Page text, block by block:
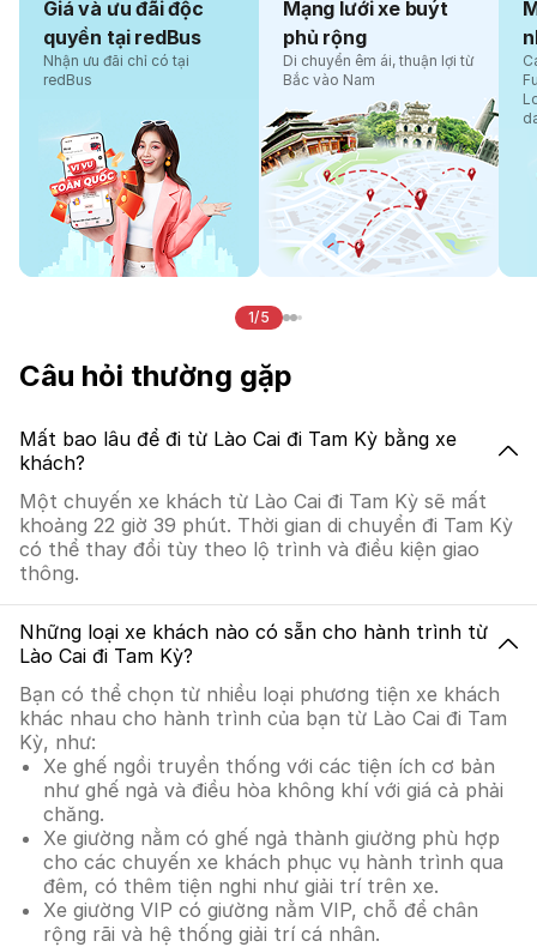
Giá và ưu đãi độc
quyền tại redBus
Nhận ưu đãi chỉ có tại
redBus
Mạng lưới xe buýt
phủ rộng
Di chuyển êm ái, thuận lợi từ
Bắc vào Nam
1/5
Câu hỏi thường gặp
Mất bao lâu để đi từ Lào Cai đi Tam Kỳ bằng xe
khách?
Một chuyến xe khách từ Lào Cai đi Tam Kỳ sẽ mất
khoảng 22 giờ 39 phút. Thời gian di chuyển đi Tam Kỳ
có thể thay đổi tùy theo lộ trình và điều kiện giao
thông.
Những loại xe khách nào có sẵn cho hành trình từ
Lào Cai đi Tam Kỳ?
Bạn có thể chọn từ nhiều loại phương tiện xe khách
khác nhau cho hành trình của bạn từ Lào Cai đi Tam
Kỳ, như:
Xe ghế ngồi truyền thống với các tiện ích cơ bản
như ghế ngả và điều hòa không khí với giá cả phải
chăng.
Xe giường nằm có ghế ngả thành giường phù hợp
cho các chuyến xe khách phục vụ hành trình qua
đêm, có thêm tiện nghi như giải trí trên xe.
Xe giường VIP có giường nằm VIP, chỗ để chân
rộng rãi và hệ thống giải trí cá nhân.